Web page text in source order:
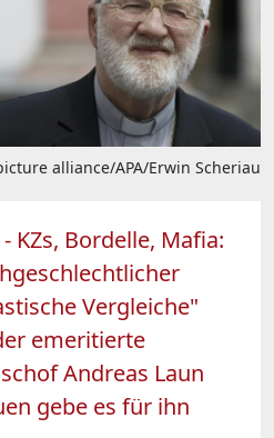
alliance/APA/Erwin Scheriau
- KZs, Bordelle, Mafia:
Vergleiche"
emeritierte
Andreas Laun
gebe es für ihn